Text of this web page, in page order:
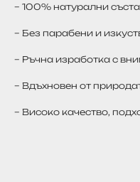
– 100% натурални
– Без парабени и
– Ръчна изработка с
– Вдъхновен от
– Високо качество,